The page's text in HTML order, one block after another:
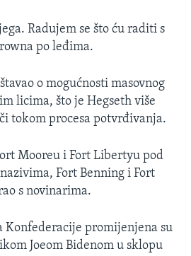
Radujem se što ću raditi s
po leđima.
o mogućnosti masovnog
licima, što je Hegseth više
tokom procesa potvrđivanja.
Mooreu i Fort Libertyu pod
Fort Benning i Fort
s novinarima.
Konfederacije promijenjena su
Joeom Bidenom u sklopu